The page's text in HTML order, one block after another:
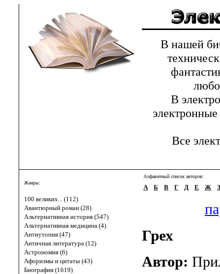
В нашей
В
электронные
Все
Жанры:
100 великих... (112)
Авантюрный роман (28)
Альтернативная история (547)
Альтернативная медицина (4)
Антиутопия (47)
Античная литература (12)
Астрономия (6)
Афоризмы и цитаты (43)
Биография (1619)
Алфавитный список авторов:
А Б В Г Д Е Ж З
Грех
Автор: